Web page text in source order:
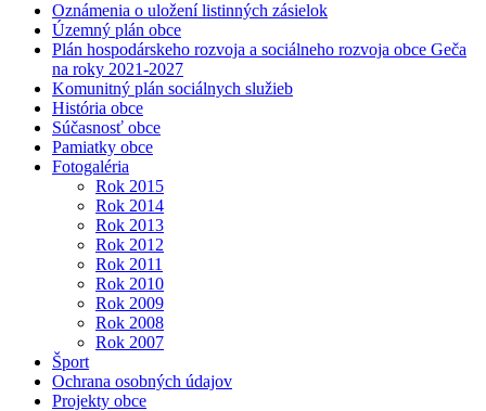
Oznámenia o uložení listinných zásielok
Územný plán obce
Plán hospodárskeho rozvoja a sociálneho rozvoja obce Geča
na roky 2021-2027
Komunitný plán sociálnych služieb
História obce
Súčasnosť obce
Pamiatky obce
Fotogaléria
Rok 2015
Rok 2014
Rok 2013
Rok 2012
Rok 2011
Rok 2010
Rok 2009
Rok 2008
Rok 2007
Šport
Ochrana osobných údajov
Projekty obce